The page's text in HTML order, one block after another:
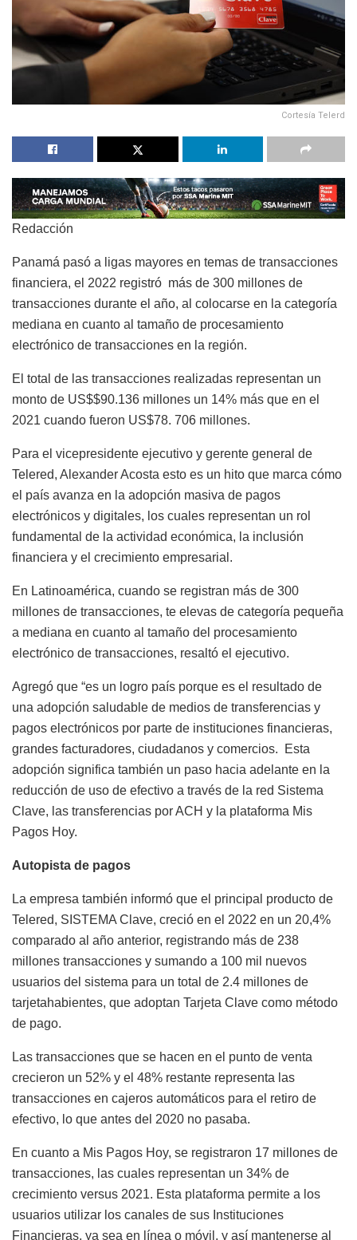
Cortesía Telerd
Redacción
Panamá pasó a ligas mayores en temas de transacciones
financiera, el 2022 registró más de 300 millones de
transacciones durante el año, al colocarse en la categoría
mediana en cuanto al tamaño de procesamiento
electrónico de transacciones en la región.
El total de las transacciones realizadas representan un
monto de US$$90.136 millones un 14% más que en el
2021 cuando fueron US$78. 706 millones.
Para el vicepresidente ejecutivo y gerente general de
Telered, Alexander Acosta esto es un hito que marca cómo
el país avanza en la adopción masiva de pagos
electrónicos y digitales, los cuales representan un rol
fundamental de la actividad económica, la inclusión
financiera y el crecimiento empresarial.
En Latinoamérica, cuando se registran más de 300
millones de transacciones, te elevas de categoría pequeña
a mediana en cuanto al tamaño del procesamiento
electrónico de transacciones, resaltó el ejecutivo.
Agregó que “es un logro país porque es el resultado de
una adopción saludable de medios de transferencias y
pagos electrónicos por parte de instituciones financieras,
grandes facturadores, ciudadanos y comercios. Esta
adopción significa también un paso hacia adelante en la
reducción de uso de efectivo a través de la red Sistema
Clave, las transferencias por ACH y la plataforma Mis
Pagos Hoy.
Autopista de pagos
La empresa también informó que el principal producto de
Telered, SISTEMA Clave, creció en el 2022 en un 20,4%
comparado al año anterior, registrando más de 238
millones transacciones y sumando a 100 mil nuevos
usuarios del sistema para un total de 2.4 millones de
tarjetahabientes, que adoptan Tarjeta Clave como método
de pago.
Las transacciones que se hacen en el punto de venta
crecieron un 52% y el 48% restante representa las
transacciones en cajeros automáticos para el retiro de
efectivo, lo que antes del 2020 no pasaba.
En cuanto a Mis Pagos Hoy, se registraron 17 millones de
transacciones, las cuales representan un 34% de
crecimiento versus 2021. Esta plataforma permite a los
usuarios utilizar los canales de sus Instituciones
Financieras, ya sea en línea o móvil, y así mantenerse al